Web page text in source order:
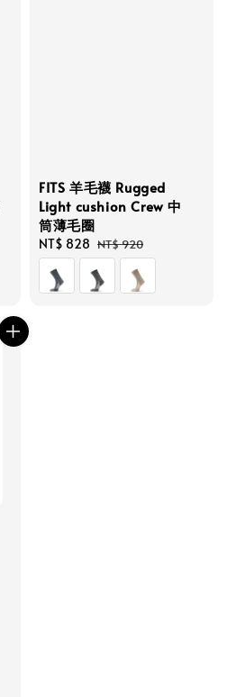
FITS 羊毛襪 Rugged
Light cushion Crew 中
筒薄毛圈
Sale
price
NT$ 828 Regular
price
NT$ 920